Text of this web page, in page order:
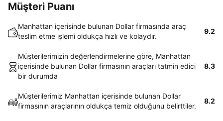
Müşteri Puanı
Manhattan içerisinde bulunan Dollar firmasında araç
teslim etme işlemi oldukça hızlı ve kolaydır.
9.2
Müşterilerimizin değerlendirmelerine göre, Manhattan
içerisinde bulunan Dollar firmasının araçları tatmin edici
bir durumda
8.3
Müşterilerimiz Manhattan içerisinde bulunan Dollar
firmasının araçlarının oldukça temiz olduğunu belirttiler.
8.2